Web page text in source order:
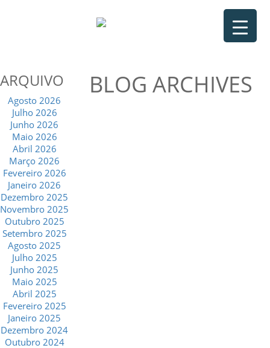
ARQUIVO
Agosto 2026
Julho 2026
Junho 2026
Maio 2026
Abril 2026
Março 2026
Fevereiro 2026
Janeiro 2026
Dezembro 2025
Novembro 2025
Outubro 2025
Setembro 2025
Agosto 2025
Julho 2025
Junho 2025
Maio 2025
Abril 2025
Fevereiro 2025
Janeiro 2025
Dezembro 2024
Outubro 2024
BLOG ARCHIVES